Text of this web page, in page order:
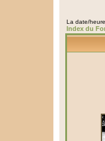
La date/
Index du